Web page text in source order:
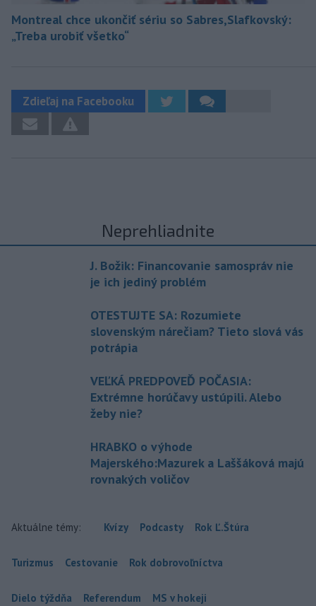
Montreal chce ukončiť sériu so Sabres,Slafkovský:
„Treba urobiť všetko“
Zdieľaj na Facebooku
Neprehliadnite
J. Božik: Financovanie samospráv nie
je ich jediný problém
OTESTUJTE SA: Rozumiete
slovenským nárečiam? Tieto slová vás
potrápia
VEĽKÁ PREDPOVEĎ POČASIA:
Extrémne horúčavy ustúpili. Alebo
žeby nie?
HRABKO o výhode
Majerského:Mazurek a Laššáková majú
rovnakých voličov
Aktuálne témy: Kvízy Podcasty Rok Ľ.Štúra
Turizmus Cestovanie Rok dobrovoľníctva
Dielo týždňa Referendum MS v hokeji